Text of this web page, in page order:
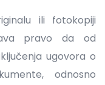
ili fotokopiji
pravo da od
ugovora o
odnosno